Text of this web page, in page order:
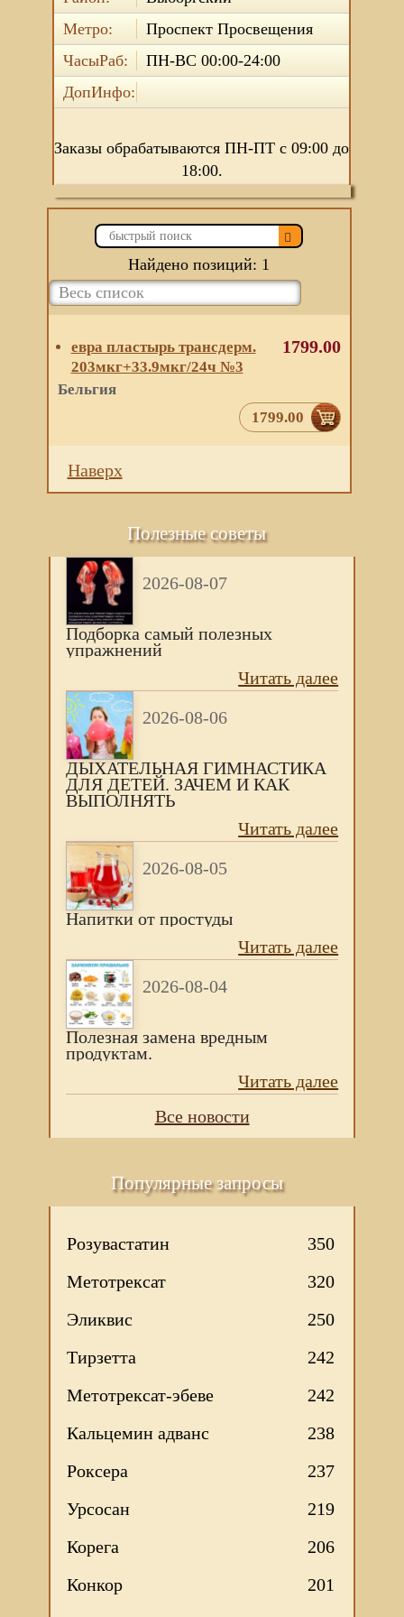
Метро:
Проспект Просвещения
ЧасыРаб:
ПН-ВС 00:00-24:00
ДопИнфо:
Заказы обрабатываются ПН-ПТ с 09:00 до
18:00.
Найдено позиций: 1
евра пластырь трансдерм.
203мкг+33.9мкг/24ч №3
Бельгия
1799.00
1799.00
Наверх
Полезные советы
2026-08-07
Подборка самый полезных
упражнений
Читать далее
2026-08-06
ДЫХАТЕЛЬНАЯ ГИМНАСТИКА
ДЛЯ ДЕТЕЙ. ЗАЧЕМ И КАК
ВЫПОЛНЯТЬ
Читать далее
2026-08-05
Напитки от простуды
Читать далее
2026-08-04
Полезная замена вредным
продуктам.
Читать далее
Все новости
Популярные запросы
Розувастатин
350
Метотрексат
320
Эликвис
250
Тирзетта
242
Метотрексат-эбеве
242
Кальцемин адванс
238
Роксера
237
Урсосан
219
Корега
206
Конкор
201